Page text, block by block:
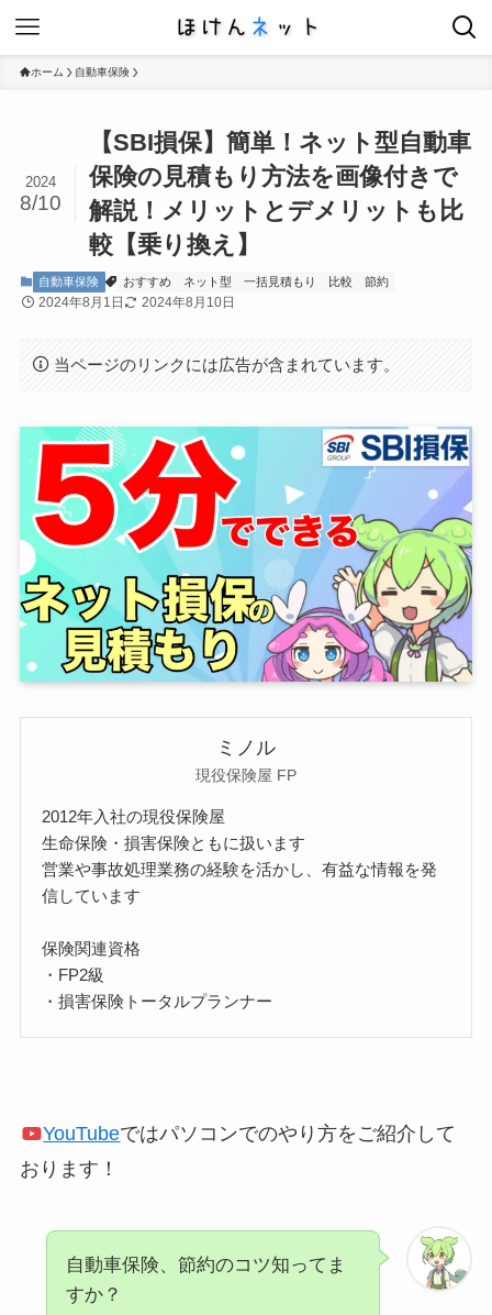
ホーム 自動車保険
【SBI損保】簡単！ネット型自動車
保険の見積もり方法を画像付きで
解説！メリットとデメリットも比
較【乗り換え】
2024
8/10
自動車保険 おすすめ ネット型 一括見積もり 比較 節約
2024年8月1日 2024年8月10日
当ページのリンクには広告が含まれています。
ミノル
現役保険屋 FP
2012年入社の現役保険屋
生命保険・損害保険ともに扱います
営業や事故処理業務の経験を活かし、有益な情報を発
信しています
保険関連資格
・FP2級
・損害保険トータルプランナー
YouTubeではパソコンでのやり方をご紹介して
おります！
自動車保険、節約のコツ知ってま
すか？